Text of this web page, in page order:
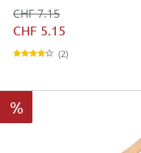
CHF 7.15
CHF 5.15
(2)
%